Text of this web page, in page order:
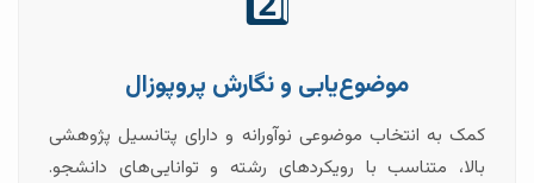
موضوع‌یابی و نگارش پروپوزال
کمک به انتخاب موضوعی نوآورانه و دارای پتانسیل پژوهشی
بالا، متناسب با رویکردهای رشته و توانایی‌های دانشجو.